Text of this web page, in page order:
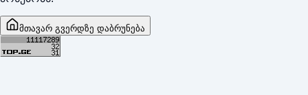
მთავარ გვერდზე დაბრუნება